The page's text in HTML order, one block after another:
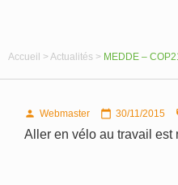
Accueil > Actualités > MEDDE –
 Webmaster  30/11/2015
Aller en vélo au travail